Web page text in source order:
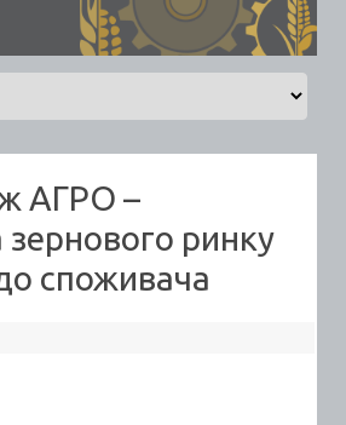
АГРО –
зернового ринку
споживача